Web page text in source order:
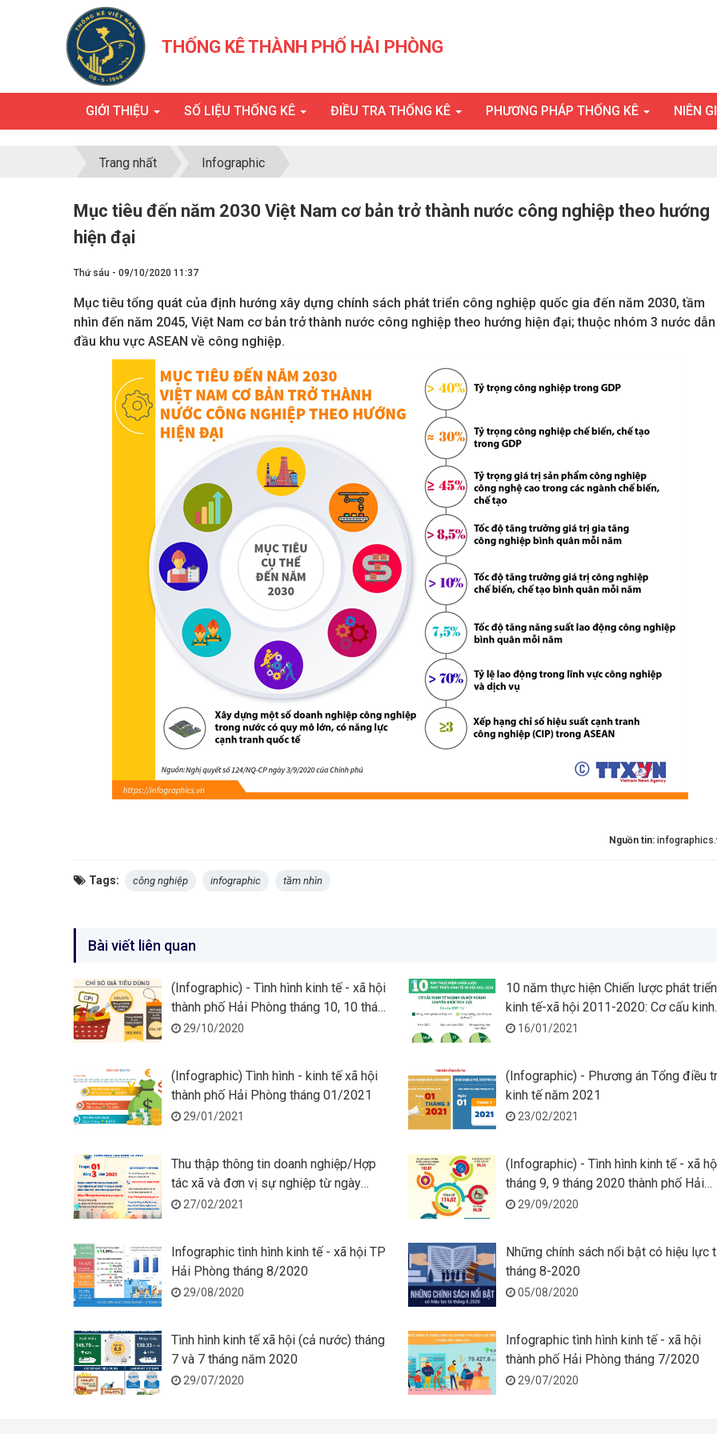
THỐNG KÊ THÀNH PHỐ HẢI PHÒNG
GIỚI THIỆU SỐ LIỆU THỐNG KÊ ĐIỀU TRA THỐNG KÊ PHƯƠNG PHÁP THỐNG KÊ NIÊN
Trang nhất Infographic
Mục tiêu đến năm 2030 Việt Nam cơ bản trở thành nước công nghiệp theo hướng
hiện đại
Thứ sáu - 09/10/2020 11:37
Mục tiêu tổng quát của định hướng xây dựng chính sách phát triển công nghiệp quốc gia đến năm 2030, tầm
nhìn đến năm 2045, Việt Nam cơ bản trở thành nước công nghiệp theo hướng hiện đại; thuộc nhóm 3 nước dẫn
đầu khu vực ASEAN về công nghiệp.
Nguồn tin:
Tags: công nghiệp infographic tầm nhìn
Bài viết liên quan
(Infographic) - Tình hình kinh tế - xã hội
thành phố Hải Phòng tháng 10, 10 tháng
năm 2020
29/10/2020
10 năm thực hiện Chiến lược phát triển
kinh tế-xã hội 2011-2020: Cơ cấu kinh
tế ngành và nội ngành chuyển biến tích
16/01/2021
(Infographic) Tình hình - kinh tế xã hội
thành phố Hải Phòng tháng 01/2021
29/01/2021
(Infographic) - Phương án Tổng điều
kinh tế năm 2021
23/02/2021
Thu thập thông tin doanh nghiệp/Hợp
tác xã và đơn vị sự nghiệp từ ngày
01/3/2021
27/02/2021
(Infographic) - Tình hình kinh tế - xã
tháng 9, 9 tháng 2020 thành phố Hải
Phòng
29/09/2020
Infographic tình hình kinh tế - xã hội TP
Hải Phòng tháng 8/2020
29/08/2020
Những chính sách nổi bật có hiệu lực
tháng 8-2020
05/08/2020
Tình hình kinh tế xã hội (cả nước) tháng
7 và 7 tháng năm 2020
29/07/2020
Infographic tình hình kinh tế - xã hội
thành phố Hải Phòng tháng 7/2020
29/07/2020